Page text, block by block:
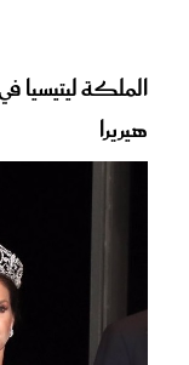
الملكة ليتيسيا
هيريرا